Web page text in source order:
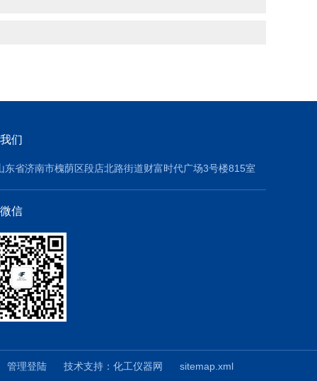
们
东省济南市槐荫区段店北路街道财富时代广场3号楼815室
信
管理登陆 技术支持： 化工仪器网 sitemap.xml